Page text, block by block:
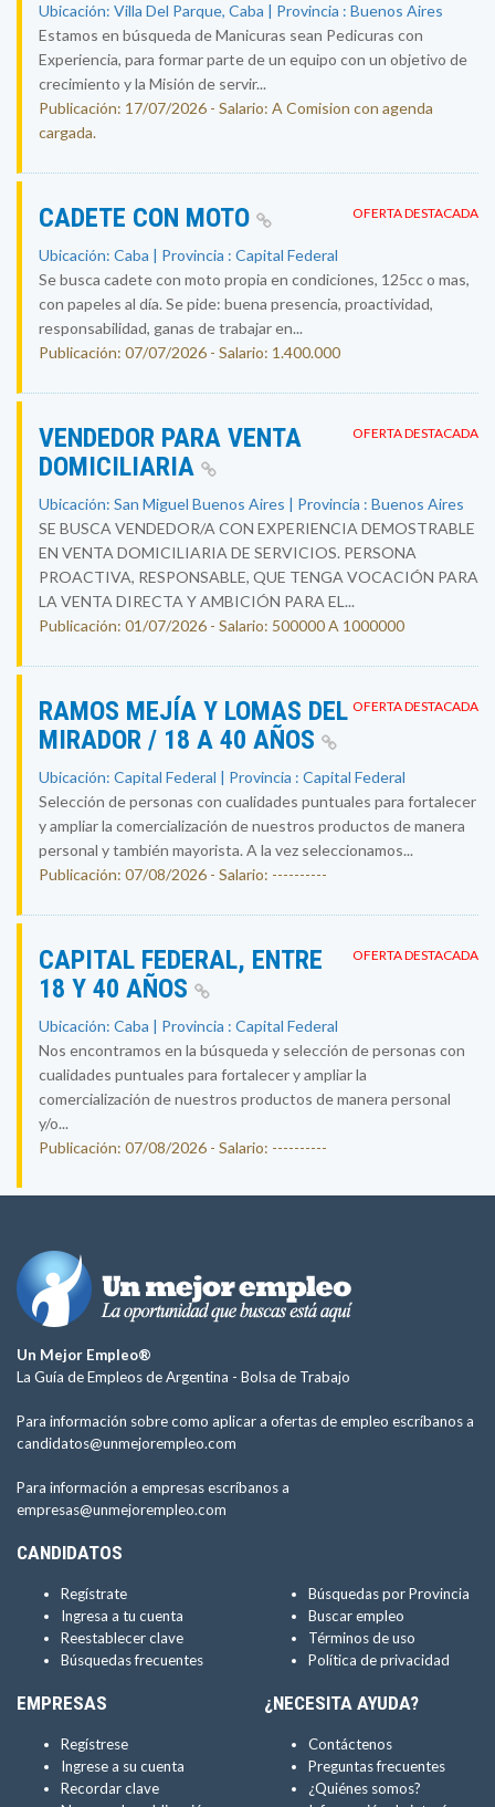
Ubicación: Villa Del Parque, Caba | Provincia : Buenos Aires
Estamos en búsqueda de Manicuras sean Pedicuras con
Experiencia, para formar parte de un equipo con un objetivo de
crecimiento y la Misión de servir...
Publicación: 17/07/2026 - Salario: A Comision con agenda
cargada.
OFERTA DESTACADA
CADETE CON MOTO
Ubicación: Caba | Provincia : Capital Federal
Se busca cadete con moto propia en condiciones, 125cc o mas,
con papeles al día. Se pide: buena presencia, proactividad,
responsabilidad, ganas de trabajar en...
Publicación: 07/07/2026 - Salario: 1.400.000
OFERTA DESTACADA
VENDEDOR PARA VENTA
DOMICILIARIA
Ubicación: San Miguel Buenos Aires | Provincia : Buenos Aires
SE BUSCA VENDEDOR/A CON EXPERIENCIA DEMOSTRABLE
EN VENTA DOMICILIARIA DE SERVICIOS. PERSONA
PROACTIVA, RESPONSABLE, QUE TENGA VOCACIÓN PARA
LA VENTA DIRECTA Y AMBICIÓN PARA EL...
Publicación: 01/07/2026 - Salario: 500000 A 1000000
OFERTA DESTACADA
RAMOS MEJÍA Y LOMAS DEL
MIRADOR / 18 A 40 AÑOS
Ubicación: Capital Federal | Provincia : Capital Federal
Selección de personas con cualidades puntuales para fortalecer
y ampliar la comercialización de nuestros productos de manera
personal y también mayorista. A la vez seleccionamos...
Publicación: 07/08/2026 - Salario: ----------
OFERTA DESTACADA
CAPITAL FEDERAL, ENTRE
18 Y 40 AÑOS
Ubicación: Caba | Provincia : Capital Federal
Nos encontramos en la búsqueda y selección de personas con
cualidades puntuales para fortalecer y ampliar la
comercialización de nuestros productos de manera personal
y/o...
Publicación: 07/08/2026 - Salario: ----------
Un Mejor Empleo®
La Guía de Empleos de Argentina - Bolsa de Trabajo
Para información sobre como aplicar a ofertas de empleo escríbanos a
candidatos@unmejorempleo.com
Para información a empresas escríbanos a
empresas@unmejorempleo.com
CANDIDATOS
Regístrate
Ingresa a tu cuenta
Reestablecer clave
Búsquedas frecuentes
Búsquedas por Provincia
Buscar empleo
Términos de uso
Política de privacidad
EMPRESAS
Regístrese
Ingrese a su cuenta
Recordar clave
¿NECESITA AYUDA?
Contáctenos
Preguntas frecuentes
¿Quiénes somos?